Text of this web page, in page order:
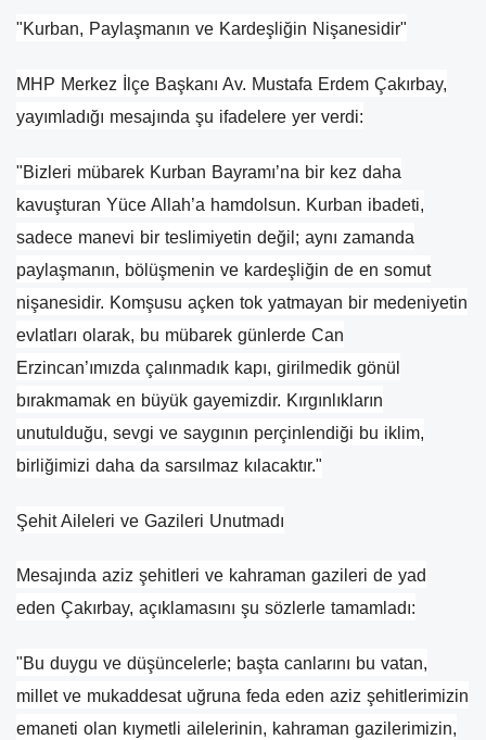
​"Kurban, Paylaşmanın ve Kardeşliğin Nişanesidir"
​MHP Merkez İlçe Başkanı Av. Mustafa Erdem Çakırbay,
yayımladığı mesajında şu ifadelere yer verdi:
​"Bizleri mübarek Kurban Bayramı’na bir kez daha
kavuşturan Yüce Allah’a hamdolsun. Kurban ibadeti,
sadece manevi bir teslimiyetin değil; aynı zamanda
paylaşmanın, bölüşmenin ve kardeşliğin de en somut
nişanesidir. Komşusu açken tok yatmayan bir medeniyetin
evlatları olarak, bu mübarek günlerde Can
Erzincan’ımızda çalınmadık kapı, girilmedik gönül
bırakmamak en büyük gayemizdir. Kırgınlıkların
unutulduğu, sevgi ve saygının perçinlendiği bu iklim,
birliğimizi daha da sarsılmaz kılacaktır."
​Şehit Aileleri ve Gazileri Unutmadı
​Mesajında aziz şehitleri ve kahraman gazileri de yad
eden Çakırbay, açıklamasını şu sözlerle tamamladı:
​"Bu duygu ve düşüncelerle; başta canlarını bu vatan,
millet ve mukaddesat uğruna feda eden aziz şehitlerimizin
emaneti olan kıymetli ailelerinin, kahraman gazilerimizin,